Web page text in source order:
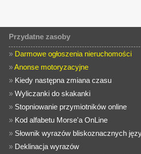
Przydatne zasoby
» Darmowe ogłoszenia nieruchomości
»Anonse motoryzacyjne
» Kiedy następna zmiana czasu
»Wyliczanki do skakanki
» Stopniowanie przymiotników online
» Kod alfabetu Morse'a OnLine
» Słownik wyrazów bliskoznacznych
» Deklinacja wyrazów